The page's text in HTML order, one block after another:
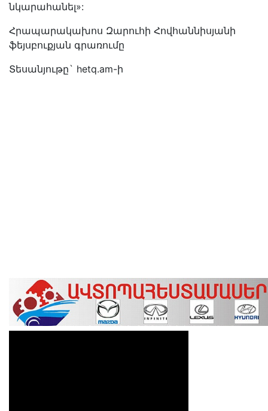
նկարահանել»:
Հրապարակախոս Զարուհի Հովհաննիսյանի
ֆեյսբուքյան գրառումը
Տեսանյութը` hetq.am-ի